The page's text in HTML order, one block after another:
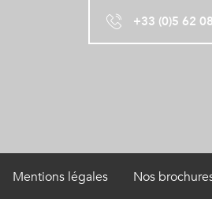
+33 (0)5 62
Mentions légales Nos